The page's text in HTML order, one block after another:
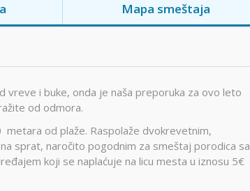
Mapa smeštaja
vreve i buke, onda je naša preporuka za ovo leto
od odmora.
od plaže. Raspolaže dvokrevetnim,
sprat, naročito pogodnim za smeštaj porodica sa
koji se naplaćuje na licu mesta u iznosu 5€